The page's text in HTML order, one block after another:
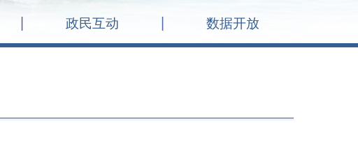
政民互动 数据开放